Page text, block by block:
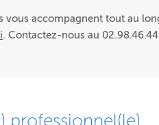
vous accompagnent tout au
. Contactez-nous au
professionnel(le)